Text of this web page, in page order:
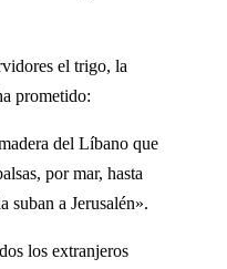
el trigo, la
prometido:
del Líbano que
por mar, hasta
suban a Jerusalén».
los extranjeros